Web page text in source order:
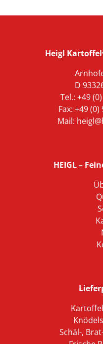
Heigl
D
Tel.: +49
Fax: +49 (0)
Mail:
HEIGL –
Schäl-,